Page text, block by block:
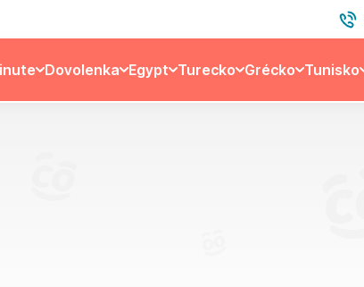
Dovolenka Egypt Turecko Grécko Tunisko